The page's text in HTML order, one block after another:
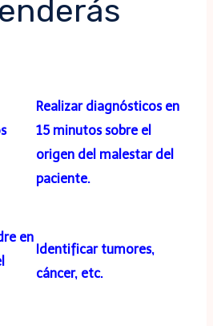
Realizar diagnósticos en
15 minutos sobre el
origen del malestar del
paciente.
en
Identificar tumores,
cáncer, etc.